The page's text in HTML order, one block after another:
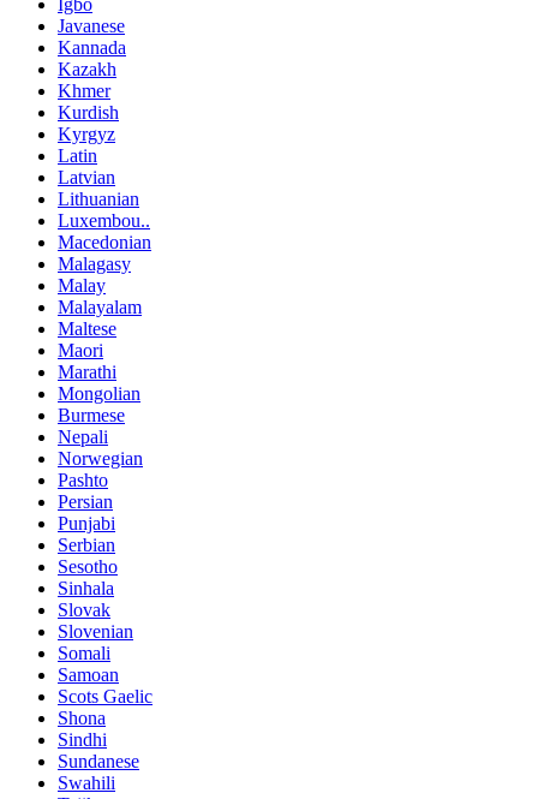
Igbo
Javanese
Kannada
Kazakh
Khmer
Kurdish
Kyrgyz
Latin
Latvian
Lithuanian
Luxembou..
Macedonian
Malagasy
Malay
Malayalam
Maltese
Maori
Marathi
Mongolian
Burmese
Nepali
Norwegian
Pashto
Persian
Punjabi
Serbian
Sesotho
Sinhala
Slovak
Slovenian
Somali
Samoan
Scots Gaelic
Shona
Sindhi
Sundanese
Swahili